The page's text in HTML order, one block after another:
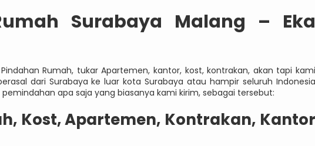
Surabaya Malang – Eka
Rumah, tukar Apartemen, kantor, kost, kontrakan, akan tapi kami
dari Surabaya ke luar kota Surabaya atau hampir seluruh Indonesia
apa saja yang biasanya kami kirim, sebagai tersebut:
Kost, Apartemen, Kontrakan, Kantor